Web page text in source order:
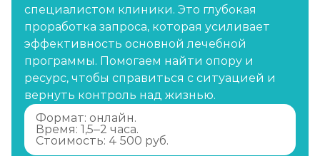
специалистом клиники. Это глубокая
проработка запроса, которая усиливает
эффективность основной лечебной
программы. Помогаем найти опору и
ресурс, чтобы справиться с ситуацией и
вернуть контроль над жизнью.
Формат: онлайн.
Время: 1,5–2 часа.
Стоимость: 4 500 руб.